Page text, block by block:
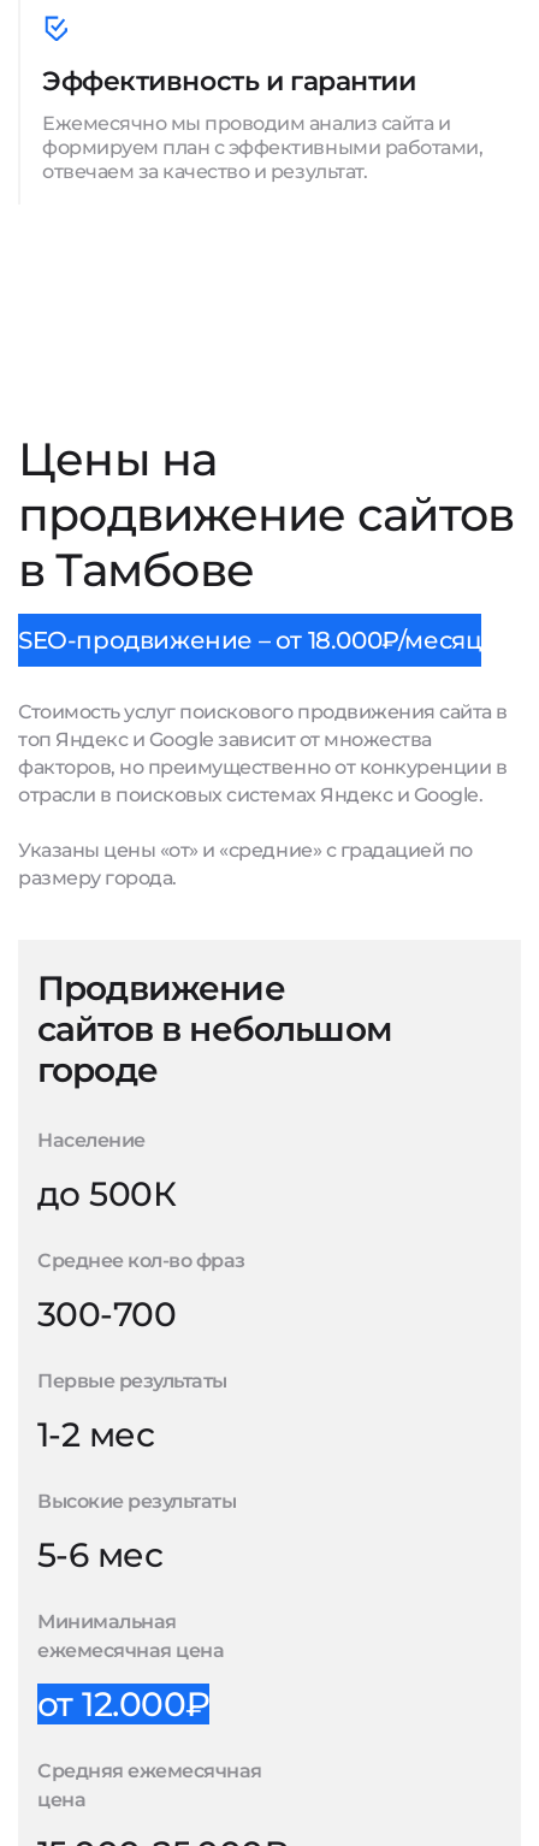
Эффективность и гарантии
Ежемесячно мы проводим анализ сайта и
формируем план с эффективными работами,
отвечаем за качество и результат.
Цены на
продвижение сайтов
в Тамбове
SEO-продвижение – от 18.000₽/месяц
Стоимость услуг поискового продвижения сайта в
топ Яндекс и Google зависит от множества
факторов, но преимущественно от конкуренции в
отрасли в поисковых системах Яндекс и Google.
Указаны цены «от» и «средние» с градацией по
размеру города.
Продвижение
сайтов в небольшом
городе
Население
до 500К
Среднее кол-во фраз
300-700
Первые результаты
1-2 мес
Высокие результаты
5-6 мес
Минимальная
ежемесячная цена
от 12.000₽
Средняя ежемесячная
цена